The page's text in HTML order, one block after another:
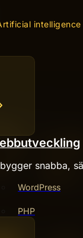
intelligence
snabba,
WordPress
PHP